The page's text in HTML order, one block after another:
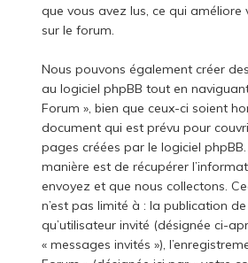
que vous avez lus, ce qui
sur le forum.
Nous pouvons également créer
au logiciel phpBB tout en
Forum », bien que ceux-ci soient
document qui est prévu pour
pages créées par le logiciel
manière est de récupérer
envoyez et que nous collectons.
n’est pas limité à : la publication
qu’utilisateur invité (désignée ci-
« messages invités »),